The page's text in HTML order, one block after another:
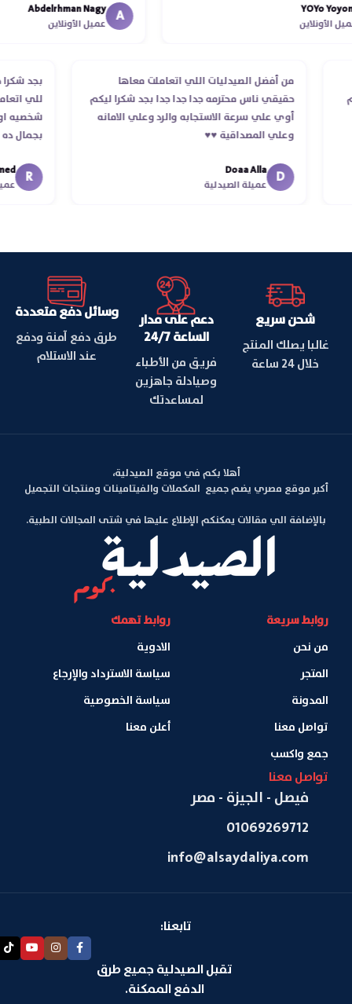
YOYo
انتهاء موعد عمله ..فضل يتابع
استلمت ..شكرا جزيلا ليكم
Abdelrhman Nagy
عميل الأونلاين
من أفضل الصيدليات اللي اتعاملت معاها
حقيقي ناس محترمه جدا جدا جدا بجد شكرا ليكم
أوي علي سرعة الاستجابه والرد وعلي الامانه
وعلي المصداقية ♥️♥️‏
D
Doaa Alla
عميلة الصيدلية
بجد
R
شحن سريع
غالبا يصلك المنتج
خلال 24 ساعة
دعم على مدار
الساعة 24/7
فريق من الأطباء
وصيادلة جاهزين
لمساعدتك
وسائل دفع متعددة
طرق دفع آمنة ودفع
عند الاستلام
أهلا بكم في موقع الصيدلية،
أكبر موقع مصري يضم جميع المكملات والفيتامينات ومنتجات التجميل
بالإضافة الي مقالات يمكنكم الإطلاع عليها في شتى المجالات الطبية.
روابط سريعة
من نحن
المتجر
المدونة
تواصل معنا
جمع واكسب
روابط تهمك
الادوية
سياسة الاسترداد والإرجاع
سياسة الخصوصية
أعلن معنا
تواصل معنا
فيصل - الجيزة - مصر
01069269712
info@alsaydaliya.com
تابعنا:
تقبل الصيدلية جميع طرق
الدفع الممكنة.